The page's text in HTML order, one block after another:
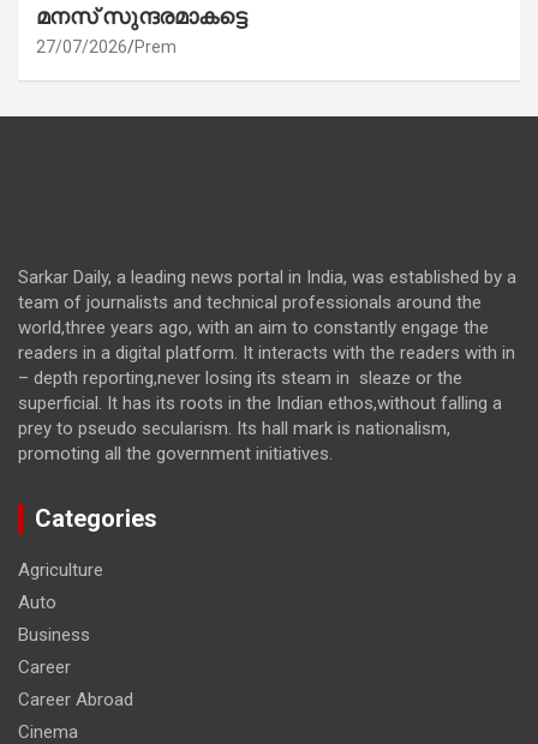
മനസ് സുന്ദരമാകട്ടെ
27/07/2026 Prem
Sarkar Daily, a leading news portal in India, was established by a
team of journalists and technical professionals around the
world,three years ago, with an aim to constantly engage the
readers in a digital platform. It interacts with the readers with in
– depth reporting,never losing its steam in sleaze or the
superficial. It has its roots in the Indian ethos,without falling a
prey to pseudo secularism. Its hall mark is nationalism,
promoting all the government initiatives.
Categories
Agriculture
Auto
Business
Career
Career Abroad
Cinema